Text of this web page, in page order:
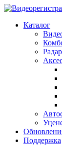
Каталог
Поддержка